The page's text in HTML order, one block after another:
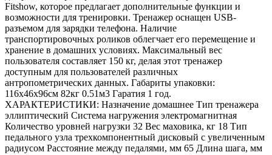
Fitshow, которое предлагает дополнительные функции и
возможности для тренировки. Тренажер оснащен USB-
разъемом для зарядки телефона. Наличие
транспортировочных роликов облегчает его перемещение и
хранение в домашних условиях. Максимальный вес
пользователя составляет 150 кг, делая этот тренажер
доступным для пользователей различных
антропометрических данных. Габариты упаковки:
116х46х96см 82кг 0.51м3 Гаратия 1 год.
ХАРАКТЕРИСТИКИ: Назначение домашнее Тип тренажера
эллиптический Система нагружения электромагнитная
Количество уровней нагрузки 32 Вес маховика, кг 18 Тип
педального узла трехкомпонентный дисковый с увеличенным
радиусом Расстояние между педалями, мм 65 Длина шага, мм